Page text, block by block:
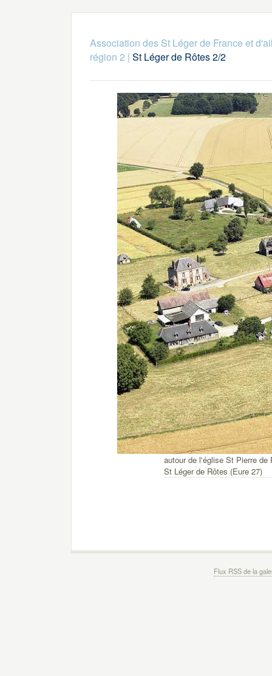
Association des St Léger de France et
région 2 | St Léger de Rôtes 2/2
autour de l'église St Pierre de
St Léger de Rôtes (Eure 27)
Flux RSS de la